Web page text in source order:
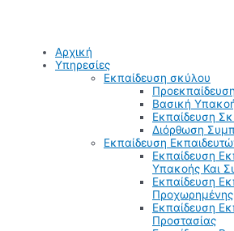
Αρχική
Υπηρεσίες
Εκπαίδευση σκύλου
Βασική
Εκπαίδευση
Διόρθωση
Εκπαίδευση
Εκπαίδευση
Υπακοής Και
Εκπαίδευση
Εκπαίδευση
Προστασίας